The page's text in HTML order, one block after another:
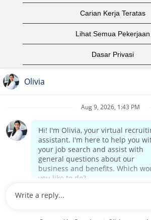
Carian Kerja Teratas
Lihat Semua Pekerjaan
Dasar Privasi
Notis Hak Cipta
Laman Utama Korporat
terpelihara.